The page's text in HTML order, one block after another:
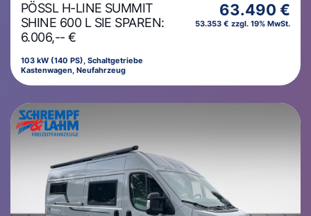
PÖSSL H-LINE SUMMIT
SHINE 600 L SIE SPAREN:
6.006,-- €
103 kW (140 PS), Schaltgetriebe
Kastenwagen, Neufahrzeug
63.490 €
53.353 € zzgl. 19% MwSt.